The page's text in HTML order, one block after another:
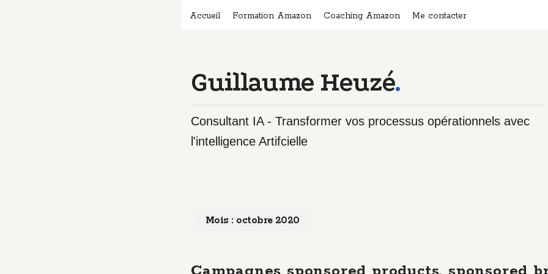
Accueil Formation Amazon Coaching Amazon Me contacter
Guillaume Heuzé.
Consultant IA - Transformer vos processus opérationnels avec
l'intelligence Artifcielle
Mois : octobre 2020